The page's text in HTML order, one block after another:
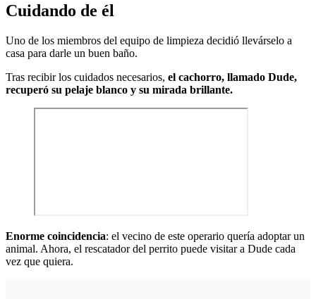
Cuidando de él
Uno de los miembros del equipo de limpieza decidió llevárselo a
casa para darle un buen baño.
Tras recibir los cuidados necesarios, el cachorro, llamado Dude,
recuperó su pelaje blanco y su mirada brillante.
Enorme coincidencia: el vecino de este operario quería adoptar un
animal. Ahora, el rescatador del perrito puede visitar a Dude cada
vez que quiera.